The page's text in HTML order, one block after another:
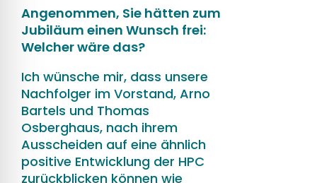
Angenommen, Sie hätten zum
Jubiläum einen Wunsch frei:
Welcher wäre das?
Ich wünsche mir, dass unsere
Nachfolger im Vorstand, Arno
Bartels und Thomas
Osberghaus, nach ihrem
Ausscheiden auf eine ähnlich
positive Entwicklung der HPC
zurückblicken können wie